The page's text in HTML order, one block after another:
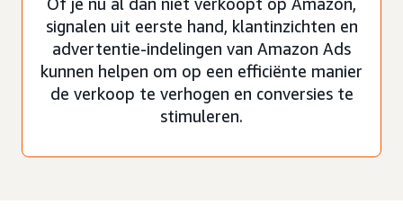
signalen uit eerste hand, klantinzichten en
advertentie-indelingen van Amazon Ads
kunnen helpen om op een efficiënte manier
de verkoop te verhogen en conversies te
stimuleren.